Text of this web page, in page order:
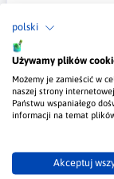
polski
Używamy plików
Możemy je zamieścić w
naszej strony
Państwu wspaniałego
informacji na temat
Akceptuj
dekoracyjnych?
roku.
#Nowoczesne
Konto